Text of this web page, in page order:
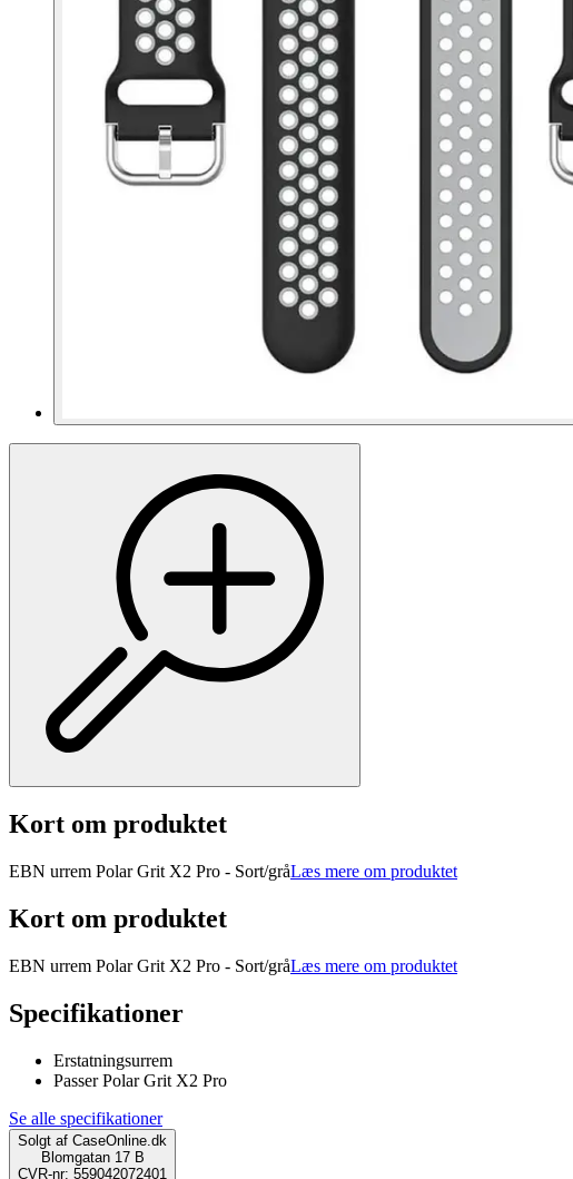
Kort om produktet
EBN urrem Polar Grit X2 Pro - Sort/gråLæs mere om produktet
Kort om produktet
EBN urrem Polar Grit X2 Pro - Sort/gråLæs mere om produktet
Specifikationer
Erstatningsurrem
Passer Polar Grit X2 Pro
Se alle specifikationer
Solgt af CaseOnline.dk
Blomgatan 17 B
CVR-nr: 559042072401